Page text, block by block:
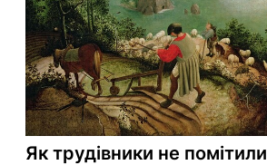
Як трудівники не помітили